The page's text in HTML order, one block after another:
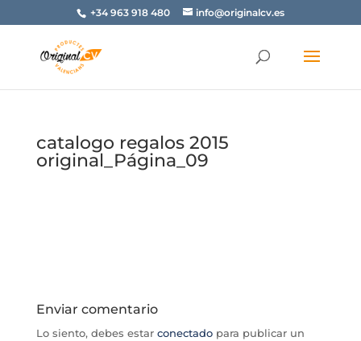
+34 963 918 480 info@originalcv.es
catalogo regalos 2015
original_Página_09
Enviar comentario
Lo siento, debes estar conectadopara publicar un